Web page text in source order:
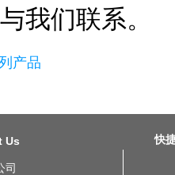
我们联系。
产品
Us
司
快